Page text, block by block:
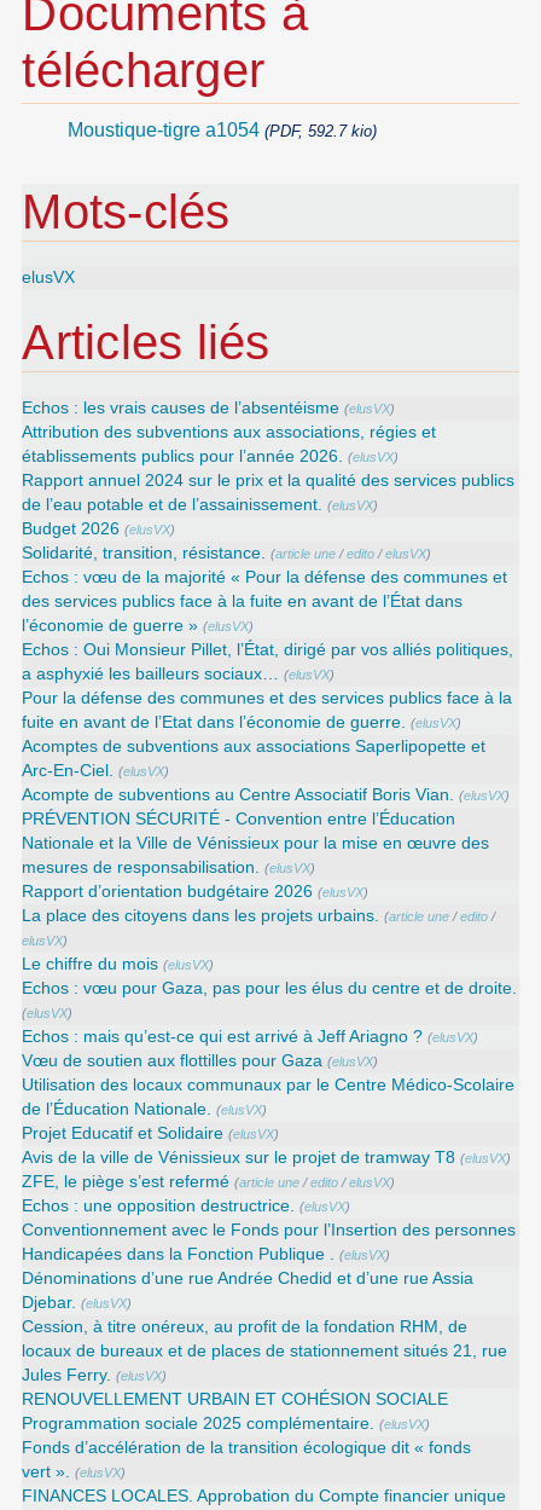
Documents à
télécharger
Moustique-tigre a1054 (PDF, 592.7 kio)
Mots-clés
elusVX
Articles liés
Echos : les vrais causes de l’absentéisme (elusVX)
Attribution des subventions aux associations, régies et
établissements publics pour l’année 2026. (elusVX)
Rapport annuel 2024 sur le prix et la qualité des services publics
de l’eau potable et de l’assainissement. (elusVX)
Budget 2026 (elusVX)
Solidarité, transition, résistance. (article une /edito /elusVX)
Echos : vœu de la majorité « Pour la défense des communes et
des services publics face à la fuite en avant de l’État dans
l’économie de guerre » (elusVX)
Echos : Oui Monsieur Pillet, l’État, dirigé par vos alliés politiques,
a asphyxié les bailleurs sociaux… (elusVX)
Pour la défense des communes et des services publics face à la
fuite en avant de l’Etat dans l’économie de guerre. (elusVX)
Acomptes de subventions aux associations Saperlipopette et
Arc-En-Ciel. (elusVX)
Acompte de subventions au Centre Associatif Boris Vian. (elusVX)
PRÉVENTION SÉCURITÉ - Convention entre l’Éducation
Nationale et la Ville de Vénissieux pour la mise en œuvre des
mesures de responsabilisation. (elusVX)
Rapport d’orientation budgétaire 2026 (elusVX)
La place des citoyens dans les projets urbains. (article une /edito /
elusVX)
Le chiffre du mois (elusVX)
Echos : vœu pour Gaza, pas pour les élus du centre et de droite.
(elusVX)
Echos : mais qu’est-ce qui est arrivé à Jeff Ariagno ? (elusVX)
Vœu de soutien aux flottilles pour Gaza (elusVX)
Utilisation des locaux communaux par le Centre Médico-Scolaire
de l’Éducation Nationale. (elusVX)
Projet Educatif et Solidaire (elusVX)
Avis de la ville de Vénissieux sur le projet de tramway T8 (elusVX)
ZFE, le piège s’est refermé (article une /edito /elusVX)
Echos : une opposition destructrice. (elusVX)
Conventionnement avec le Fonds pour l’Insertion des personnes
Handicapées dans la Fonction Publique . (elusVX)
Dénominations d’une rue Andrée Chedid et d’une rue Assia
Djebar. (elusVX)
Cession, à titre onéreux, au profit de la fondation RHM, de
locaux de bureaux et de places de stationnement situés 21, rue
Jules Ferry. (elusVX)
RENOUVELLEMENT URBAIN ET COHÉSION SOCIALE
Programmation sociale 2025 complémentaire. (elusVX)
Fonds d’accélération de la transition écologique dit « fonds
vert ». (elusVX)
FINANCES LOCALES. Approbation du Compte financier unique